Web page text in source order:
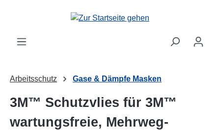
Zum Hauptinhalt springen
Arbeitsschutz Gase & Dämpfe Masken
3M™ Schutzvlies für 3M™
wartungsfreie, Mehrweg-